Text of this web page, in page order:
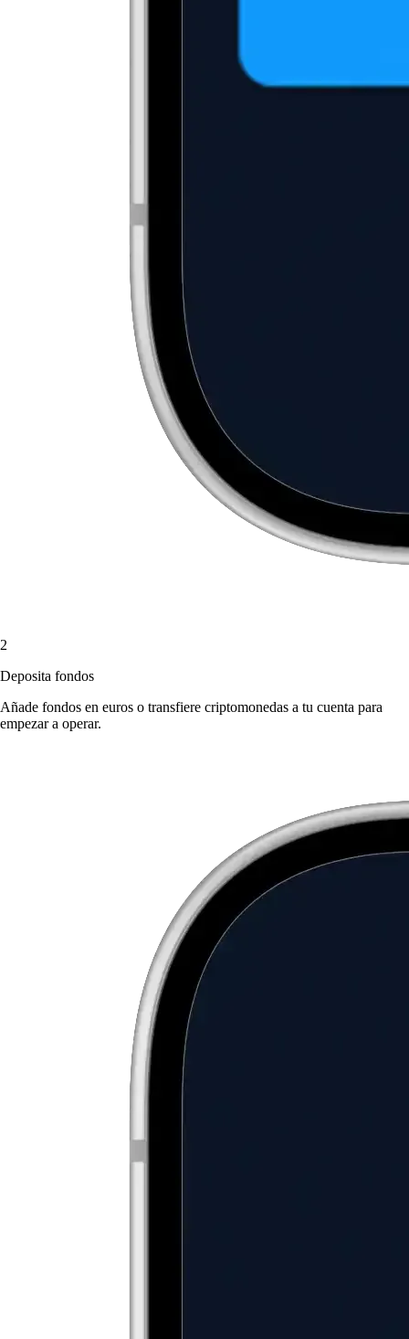
2
Deposita fondos
Añade fondos en euros o transfiere criptomonedas a tu cuenta para
empezar a operar.